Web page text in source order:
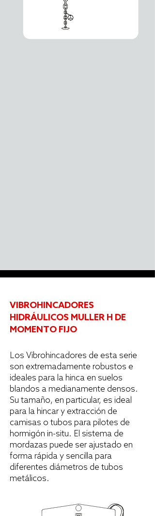
VIBROHINCADORES
HIDRÁULICOS MULLER H DE
MOMENTO FIJO
Los Vibrohincadores de esta serie
son extremadamente robustos e
ideales para la hinca en suelos
blandos a medianamente densos.
Su tamaño, en particular, es ideal
para la hincar y extracción de
camisas o tubos para pilotes de
hormigón in-situ. El sistema de
mordazas puede ser ajustado en
forma rápida y sencilla para
diferentes diámetros de tubos
metálicos.